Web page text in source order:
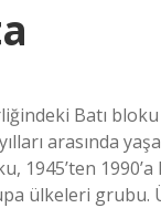
Batı
arasında
ülkeleri grubu.